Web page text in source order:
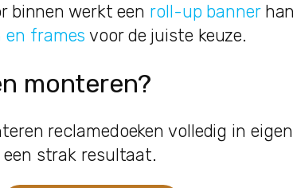
binnen werkt een roll-up banner
en frames voor de juiste keuze.
monteren?
reclamedoeken volledig in
strak resultaat.